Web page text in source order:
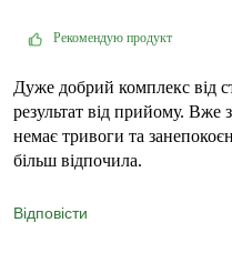
Рекомендую продукт
Дуже добрий комплекс від
результат від прийому. Вже
немає тривоги та
більш відпочила.
Відповісти